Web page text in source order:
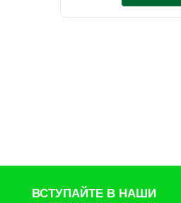
ВСТУПАЙТЕ В НАШИ